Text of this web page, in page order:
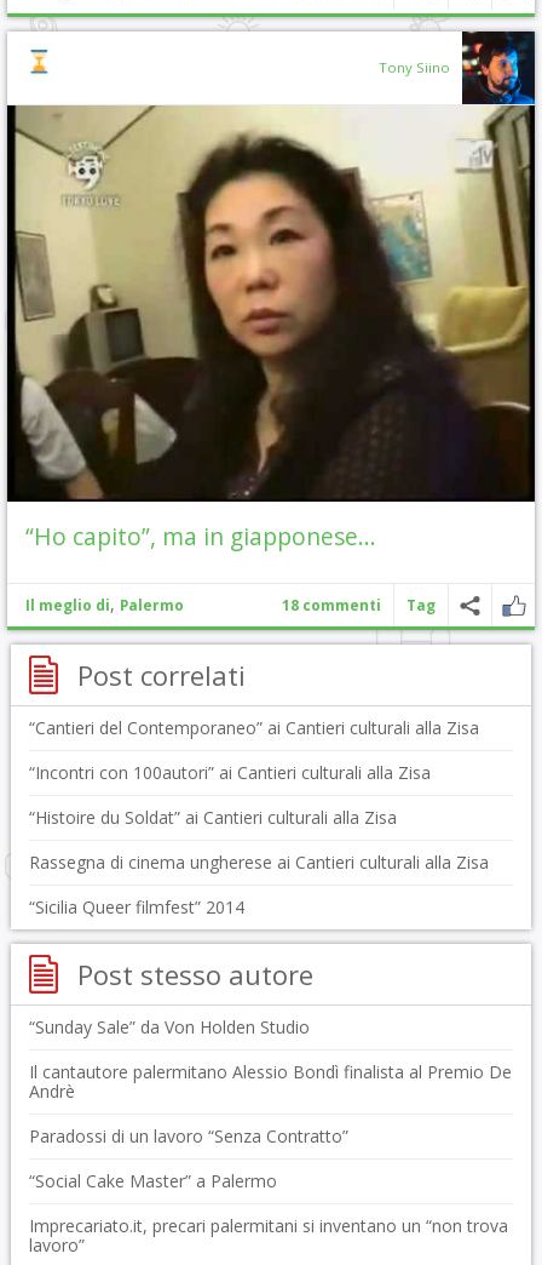
Tony Siino
“Ho capito”, ma in giapponese…
Il meglio di, Palermo 18 commenti Tag
Post correlati
“Cantieri del Contemporaneo” ai Cantieri culturali alla Zisa
“Incontri con 100autori” ai Cantieri culturali alla Zisa
“Histoire du Soldat” ai Cantieri culturali alla Zisa
Rassegna di cinema ungherese ai Cantieri culturali alla Zisa
“Sicilia Queer filmfest” 2014
Post stesso autore
“Sunday Sale” da Von Holden Studio
Il cantautore palermitano Alessio Bondì finalista al Premio De
Andrè
Paradossi di un lavoro “Senza Contratto”
“Social Cake Master” a Palermo
Imprecariato.it, precari palermitani si inventano un “non trova
lavoro”